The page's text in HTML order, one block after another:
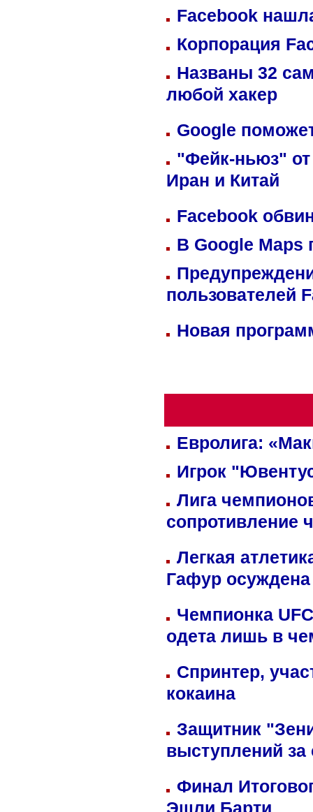
Facebook
Корпорация
Названы 32
любой хакер
Google
"Фейк-ньюз" от
Иран и Китай
Facebook
В Google Maps
пользователей
Новая
Евролига:
Игрок
Лига
сопротивление
Легкая
Гафур осуждена
Чемпионка
одета лишь в
Спринтер,
кокаина
Защитник
выступлений
Финал